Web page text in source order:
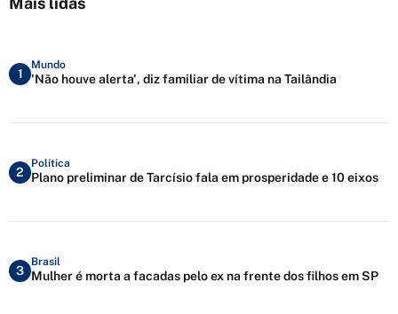
1
Mundo
'Não houve alerta', diz familiar de vítima na Tailândia
2
Política
Plano preliminar de Tarcísio fala em prosperidade e 10 eixos
3
Brasil
Mulher é morta a facadas pelo ex na frente dos filhos em SP